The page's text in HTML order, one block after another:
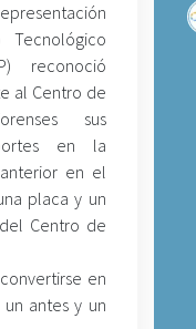
Tecnológico
reconoció
al Centro de
sus
en la
en el
placa y un
Centro de
en
antes y un